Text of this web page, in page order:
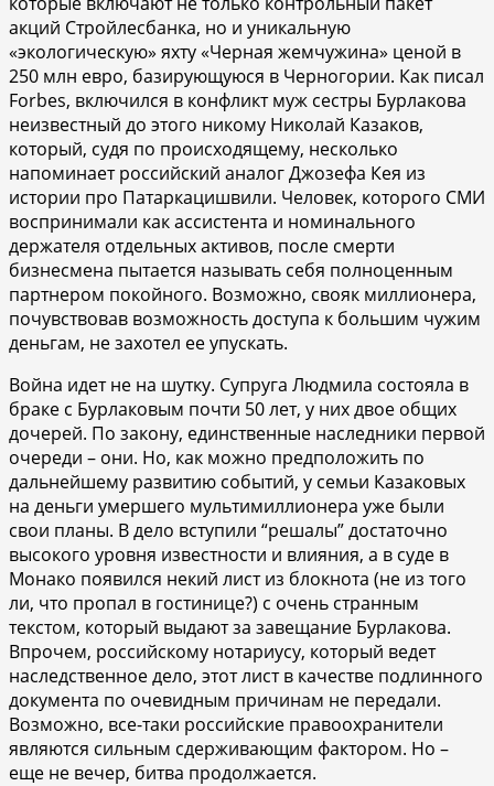
акций Стройлесбанка, но и уникальную
«экологическую» яхту «Черная жемчужина» ценой в
250 млн евро, базирующуюся в Черногории. Как писал
Forbes, включился в конфликт муж сестры Бурлакова
неизвестный до этого никому Николай Казаков,
который, судя по происходящему, несколько
напоминает российский аналог Джозефа Кея из
истории про Патаркацишвили. Человек, которого СМИ
воспринимали как ассистента и номинального
держателя отдельных активов, после смерти
бизнесмена пытается называть себя полноценным
партнером покойного. Возможно, свояк миллионера,
почувствовав возможность доступа к большим чужим
деньгам, не захотел ее упускать.
Война идет не на шутку. Супруга Людмила состояла в
браке с Бурлаковым почти 50 лет, у них двое общих
дочерей. По закону, единственные наследники первой
очереди – они. Но, как можно предположить по
дальнейшему развитию событий, у семьи Казаковых
на деньги умершего мультимиллионера уже были
свои планы. В дело вступили “решалы” достаточно
высокого уровня известности и влияния, а в суде в
Монако появился некий лист из блокнота (не из того
ли, что пропал в гостинице?) с очень странным
текстом, который выдают за завещание Бурлакова.
Впрочем, российскому нотариусу, который ведет
наследственное дело, этот лист в качестве подлинного
документа по очевидным причинам не передали.
Возможно, все-таки российские правоохранители
являются сильным сдерживающим фактором. Но –
еще не вечер, битва продолжается.